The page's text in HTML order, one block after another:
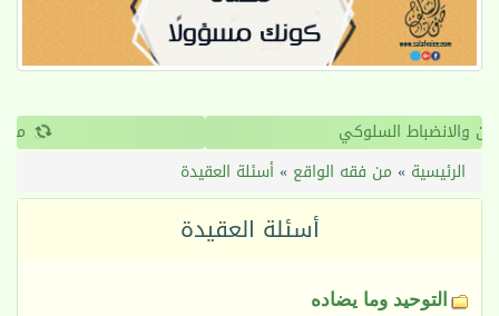
القرآن والانضباط السلوكي ‹
›
الرئيسية » من فقه الواقع »أسئلة العقيدة
أسئلة العقيدة
التوحيد وما يضاده